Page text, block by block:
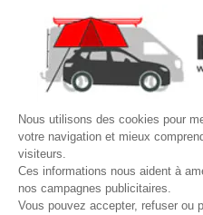
Nous utilisons des cookies pour
votre navigation et mieux
visiteurs.
Ces informations nous aident à
nos campagnes publicitaires.
Vous pouvez accepter, refuser ou
VOTRE COMPTE
Site protégé par
LETTRE